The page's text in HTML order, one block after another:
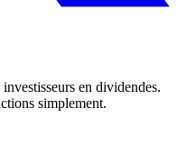
en dividendes.
simplement.